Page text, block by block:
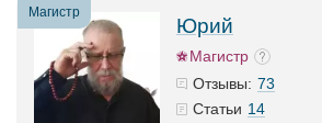
Магистр
Юрий
Магистр
Отзывы: 73
Статьи 14